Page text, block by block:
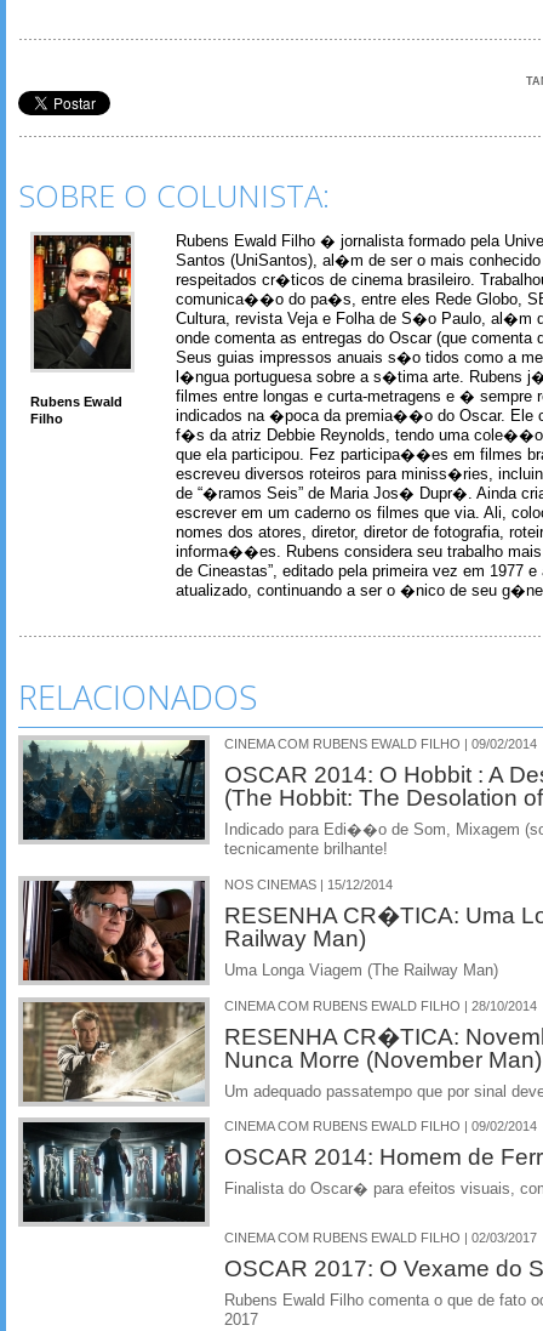
SOBRE O COLUNISTA:
Rubens Ewald
Filho
Rubens Ewald Filho � jornalista formado pela
Santos (UniSantos), al�m de ser o mais
respeitados cr�ticos de cinema brasileiro.
comunica��o do pa�s, entre eles Rede Globo,
Cultura, revista Veja e Folha de S�o Paulo, al�m
onde comenta as entregas do Oscar (que comenta
Seus guias impressos anuais s�o tidos como a
l�ngua portuguesa sobre a s�tima arte. Rubens
filmes entre longas e curta-metragens e � sempre
indicados na �poca da premia��o do Oscar. Ele
f�s da atriz Debbie Reynolds, tendo uma
que ela participou. Fez participa��es em filmes
escreveu diversos roteiros para miniss�ries,
de “�ramos Seis” de Maria Jos� Dupr�. Ainda
escrever em um caderno os filmes que via. Ali,
nomes dos atores, diretor, diretor de fotografia,
informa��es. Rubens considera seu trabalho
de Cineastas”, editado pela primeira vez em 1977 e
atualizado, continuando a ser o �nico de seu
RELACIONADOS
CINEMA COM RUBENS EWALD FILHO | 09/02/2014
OSCAR 2014: O Hobbit : A
(The Hobbit: The Desolation
Indicado para Edi��o de Som, Mixagem
tecnicamente brilhante!
NOS CINEMAS | 15/12/2014
RESENHA CR�TICA: Uma
Railway Man)
Uma Longa Viagem (The Railway Man)
CINEMA COM RUBENS EWALD FILHO | 28/10/2014
RESENHA CR�TICA:
Nunca Morre (November Man)
Um adequado passatempo que por sinal
CINEMA COM RUBENS EWALD FILHO | 09/02/2014
OSCAR 2014: Homem de
Finalista do Oscar� para efeitos visuais,
CINEMA COM RUBENS EWALD FILHO | 02/03/2017
OSCAR 2017: O Vexame do
Rubens Ewald Filho comenta o que de fato
2017